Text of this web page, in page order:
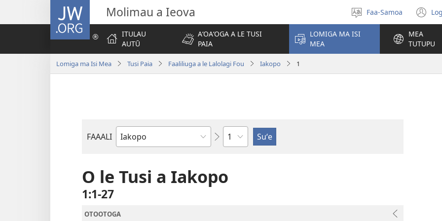
JW.ORG Molimau a Ieova
Filifili
le
gagana
Faa-Samoa
se
ITULAU
AUTŪ
AʻOAʻOGA A LE TUSI
PAIA
LOMIGA MA ISI
MEA
MEA
TUTUPU
Lomiga ma Isi Mea Tusi Paia Faaliliuga a le Lalolagi Fou Iakopo 1
FAAALI
Tusi
Tusi
Mataupu
O le Tusi a Iakopo
1:1-27
OTOOTOGA